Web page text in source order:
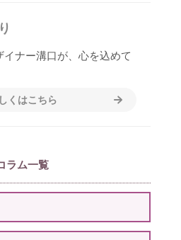
ナー溝口が、心を込めて
くはこちら
ラム一覧